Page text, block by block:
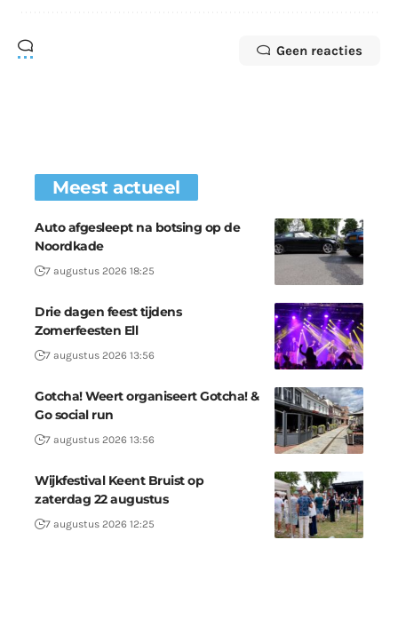
Geen reacties
Meest actueel
Auto afgesleept na botsing op de
Noordkade
7 augustus 2026 18:25
Drie dagen feest tijdens
Zomerfeesten Ell
7 augustus 2026 13:56
Gotcha! Weert organiseert Gotcha! &
Go social run
7 augustus 2026 13:56
Wijkfestival Keent Bruist op
zaterdag 22 augustus
7 augustus 2026 12:25